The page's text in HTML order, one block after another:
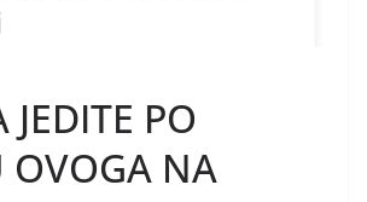
PO
OVOGA NA